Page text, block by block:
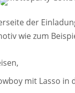
der
wie zum
mit Lasso in